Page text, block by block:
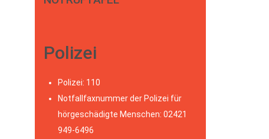
Polizei
Polizei: 110
Notfallfaxnummer der Polizei für
hörgeschädigte Menschen: 02421
949-6496